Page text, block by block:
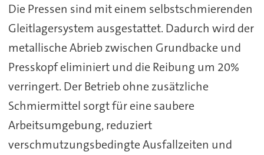
Die Pressen sind mit einem selbstschmierenden
Gleitlagersystem ausgestattet. Dadurch wird der
metallische Abrieb zwischen Grundbacke und
Presskopf eliminiert und die Reibung um 20%
verringert. Der Betrieb ohne zusätzliche
Schmiermittel sorgt für eine saubere
Arbeitsumgebung, reduziert
verschmutzungsbedingte Ausfallzeiten und